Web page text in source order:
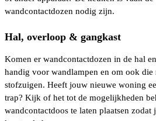
wandcontactdozen nodig zijn.
Hal, overloop & gangkast
Komen er wandcontactdozen in de hal
handig voor wandlampen en om ook die
stofzuigen. Heeft jouw nieuwe woning
trap? Kijk of het tot de mogelijkheden
wandcontactdoos te laten plaatsen